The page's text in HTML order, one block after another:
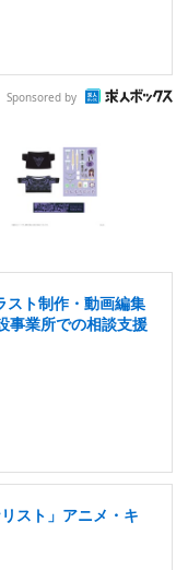
Sponsored by
スト制作・動画編集
事業所での相談支援
スト」アニメ・キ